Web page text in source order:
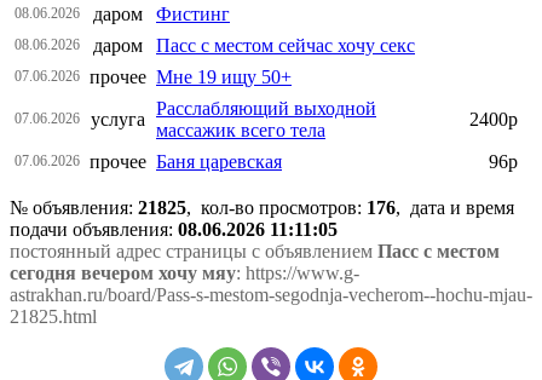
08.06.2026 даром Фистинг
08.06.2026 даром Пасс с местом сейчас хочу секс
07.06.2026 прочее Мне 19 ищу 50+
07.06.2026 услуга
Расслабляющий выходной
массажик всего тела
2400р
07.06.2026 прочее Баня царевская 96р
№ объявления: 21825, кол-во просмотров: 176, дата и время
подачи объявления: 08.06.2026 11:11:05
постоянный адрес страницы с объявлением Пасс с местом
сегодня вечером хочу мяу: https://www.g-
astrakhan.ru/board/Pass-s-mestom-segodnja-vecherom--hochu-mjau-
21825.html